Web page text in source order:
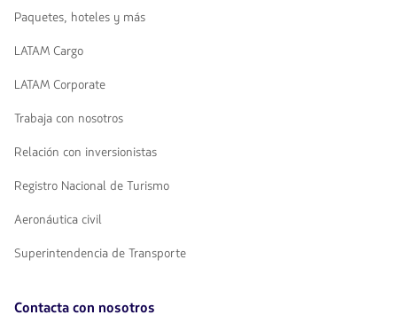
Paquetes, hoteles y más
LATAM Cargo
LATAM Corporate
Trabaja con nosotros
Relación con inversionistas
Registro Nacional de Turismo
Aeronáutica civil
Superintendencia de Transporte
Contacta con nosotros